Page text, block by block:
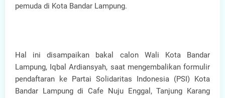
pemuda di Kota Bandar Lampung.
Hal ini disampaikan bakal calon Wali Kota Bandar
Lampung, Iqbal Ardiansyah, saat mengembalikan formulir
pendaftaran ke Partai Solidaritas Indonesia (PSI) Kota
Bandar Lampung di Cafe Nuju Enggal, Tanjung Karang